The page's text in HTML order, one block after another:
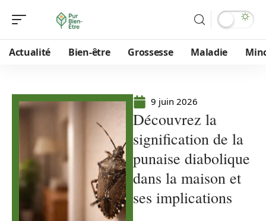
Actualité Bien-être Grossesse Maladie
9 juin 2026
Découvrez la
signification de la
punaise diabolique
dans la maison et
ses implications